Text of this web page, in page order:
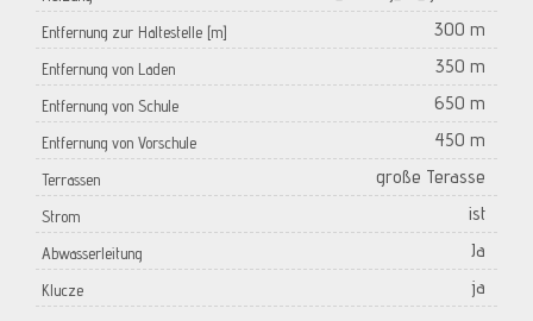
Entfernung zur Haltestelle [m] 300 m
Entfernung von Laden 350 m
Entfernung von Schule 650 m
Entfernung von Vorschule 450 m
Terrassen große Terasse
Strom ist
Abwasserleitung Ja
Klucze ja